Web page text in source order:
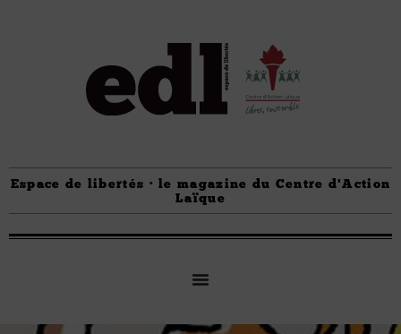
Espace de libertés · le magazine du Centre d'Action
Laïque